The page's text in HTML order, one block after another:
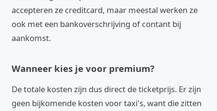
accepteren ze creditcard, maar meestal werken ze
ook met een bankoverschrijving of contant bij
aankomst.
Wanneer kies je voor premium?
De totale kosten zijn dus direct de ticketprijs. Er zijn
geen bijkomende kosten voor taxi's, want die zitten